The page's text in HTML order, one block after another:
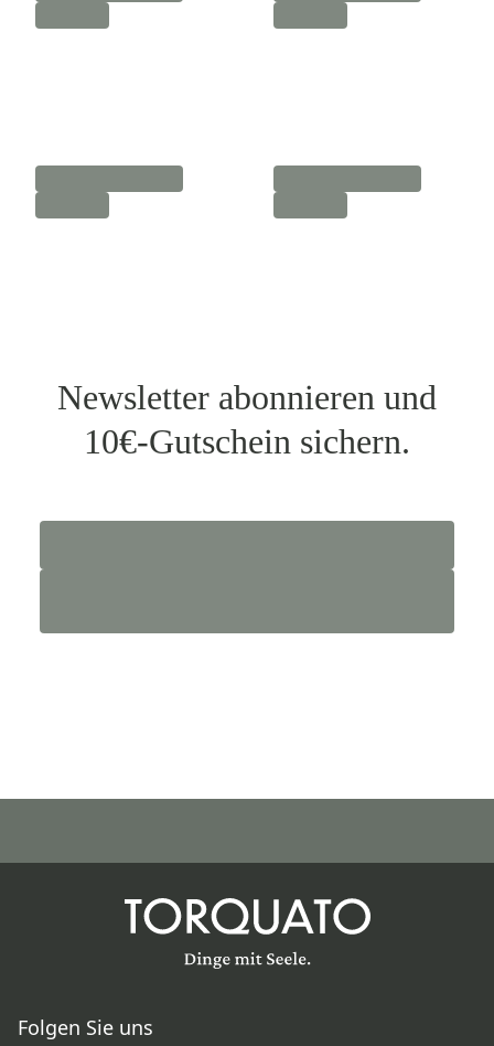
Newsletter abonnieren und
10€-Gutschein sichern.
Folgen Sie uns